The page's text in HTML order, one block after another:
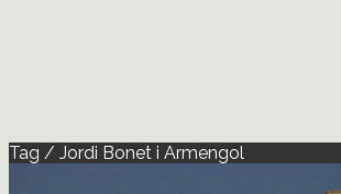
Tag / Jordi Bonet i Armengol